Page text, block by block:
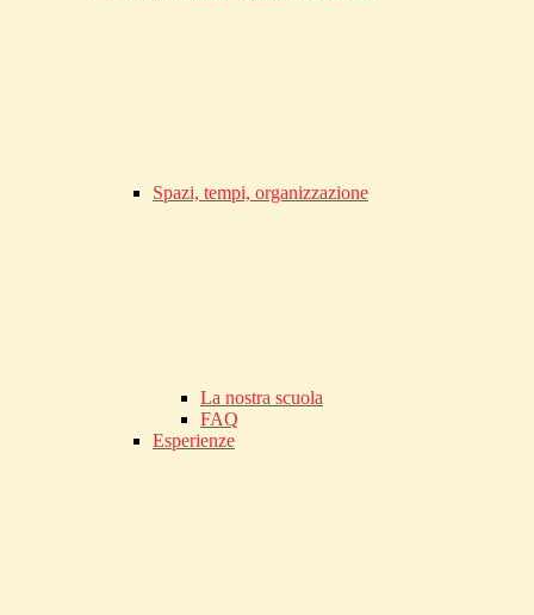
Spazi, tempi, organizzazione
La nostra scuola
FAQ
Esperienze